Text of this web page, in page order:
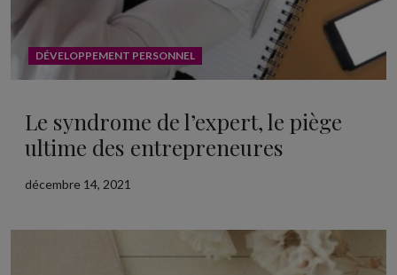
DÉVELOPPEMENT PERSONNEL
Le syndrome de l’expert, le piège
ultime des entrepreneures
décembre 14, 2021